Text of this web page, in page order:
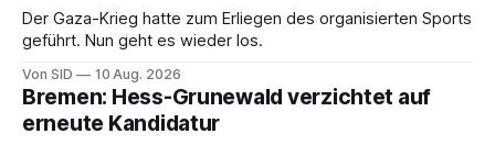
Der Gaza-Krieg hatte zum Erliegen des organisierten Sports
geführt. Nun geht es wieder los.
Von SID 10 Aug. 2026
Bremen: Hess-Grunewald verzichtet auf
erneute Kandidatur